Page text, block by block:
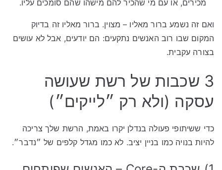
מכירים, או עם מי שהכיר להם מישהו שהם סומכים עליו.
ואם זה נשמע ברור מאליו – מצוין. ברור מאליו זה בדיוק
המקום שבו רוב האנשים נתקעים: הם יודעים, אבל לא עושים
בצורה עקבית.
3 שכבות של רשת שעושה
עסקה (ולא רק ״לייקים״)
כדי ששיתופי פעולה בנדלן יקרו באמת, הרשת שלך צריכה
להיות בנויה כמו בניין יציב. לא כמו מגדל קלפים של ״נדבר״.